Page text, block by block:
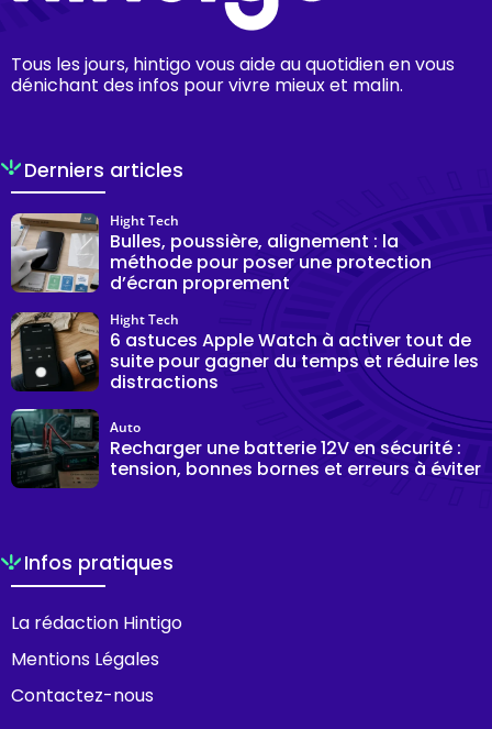
Tous les jours, hintigo vous aide au quotidien en vous
dénichant des infos pour vivre mieux et malin.
Derniers articles
Bulles, poussière, alignement : la
méthode pour poser une protection
d’écran proprement
Hight Tech
6 astuces Apple Watch à activer tout de
suite pour gagner du temps et réduire les
distractions
Hight Tech
Recharger une batterie 12V en sécurité :
tension, bonnes bornes et erreurs à éviter
Auto
Infos pratiques
La rédaction Hintigo
Mentions Légales
Contactez-nous